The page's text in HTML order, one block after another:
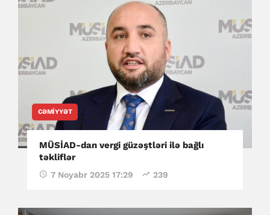
CƏMIYYƏT
MÜSİAD-dan vergi güzəştləri ilə bağlı
təkliflər
7 Noyabr 2025 17:29 239